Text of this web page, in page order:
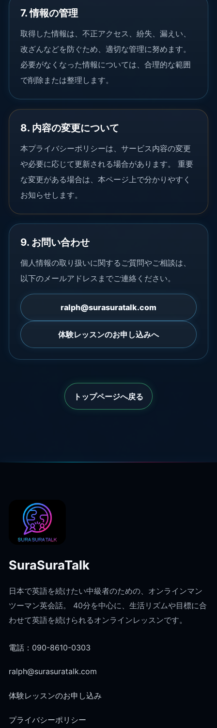
7. 情報の管理
取得した情報は、不正アクセス、紛失、漏えい、
改ざんなどを防ぐため、適切な管理に努めます。
必要がなくなった情報については、合理的な範囲
で削除または整理します。
8. 内容の変更について
本プライバシーポリシーは、サービス内容の変更
や必要に応じて更新される場合があります。 重要
な変更がある場合は、本ページ上で分かりやすく
お知らせします。
9. お問い合わせ
個人情報の取り扱いに関するご質問やご相談は、
以下のメールアドレスまでご連絡ください。
ralph@surasuratalk.com
体験レッスンのお申し込みへ
トップページへ戻る
SuraSuraTalk
日本で英語を続けたい中級者のための、オンラインマン
ツーマン英会話。 40分を中心に、生活リズムや目標に合
わせて英語を続けられるオンラインレッスンです。
電話：090-8610-0303
ralph@surasuratalk.com
体験レッスンのお申し込み
プライバシーポリシー